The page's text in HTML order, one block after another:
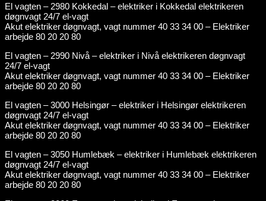
El vagten – 2980 Kokkedal – elektriker i Kokkedal elektrikeren
døgnvagt 24/7 el-vagt
Akut elektriker døgnvagt, vagt nummer 40 33 34 00 – Elektriker
arbejde 80 20 20 80
El vagten – 2990 Nivå – elektriker i Nivå elektrikeren døgnvagt
24/7 el-vagt
Akut elektriker døgnvagt, vagt nummer 40 33 34 00 – Elektriker
arbejde 80 20 20 80
El vagten – 3000 Helsingør – elektriker i Helsingør elektrikeren
døgnvagt 24/7 el-vagt
Akut elektriker døgnvagt, vagt nummer 40 33 34 00 – Elektriker
arbejde 80 20 20 80
El vagten – 3050 Humlebæk – elektriker i Humlebæk elektrikeren
døgnvagt 24/7 el-vagt
Akut elektriker døgnvagt, vagt nummer 40 33 34 00 – Elektriker
arbejde 80 20 20 80